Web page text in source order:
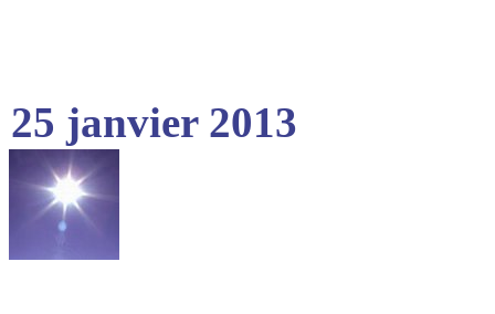
25 janvier 2013